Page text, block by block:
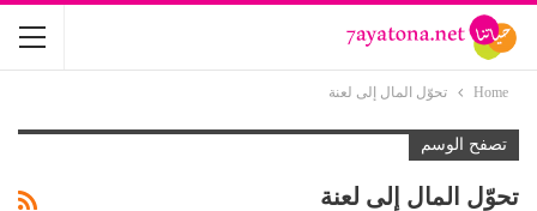
Home تحوّل المال إلى لعنة
تصفح الوسم
تحوّل المال إلى لعنة